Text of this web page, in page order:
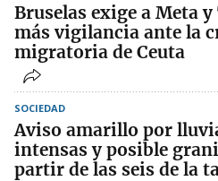
Bruselas exige a Meta
más vigilancia ante la
migratoria de Ceuta
SOCIEDAD
Aviso amarillo por
intensas y posible
partir de las seis de la